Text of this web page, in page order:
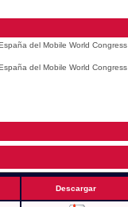
del Mobile World Congress
del Mobile World Congress
Descargar